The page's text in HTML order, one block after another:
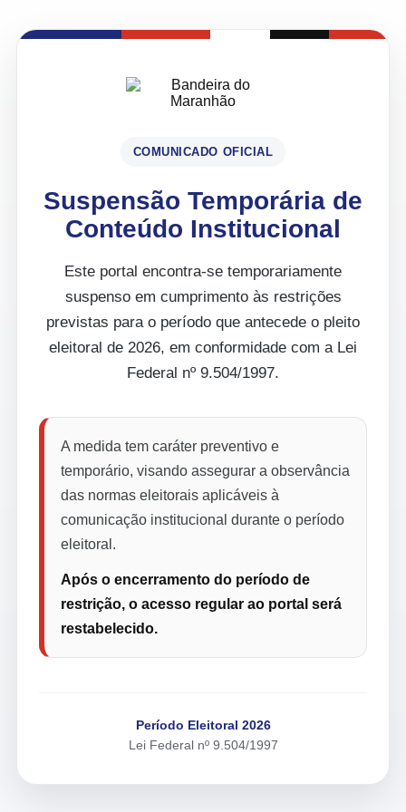
COMUNICADO OFICIAL
Suspensão Temporária de
Conteúdo Institucional
Este portal encontra-se temporariamente
suspenso em cumprimento às restrições
previstas para o período que antecede o pleito
eleitoral de 2026, em conformidade com a Lei
Federal nº 9.504/1997.
A medida tem caráter preventivo e
temporário, visando assegurar a observância
das normas eleitorais aplicáveis à
comunicação institucional durante o período
eleitoral.
Após o encerramento do período de
restrição, o acesso regular ao portal será
restabelecido.
Período Eleitoral 2026
Lei Federal nº 9.504/1997